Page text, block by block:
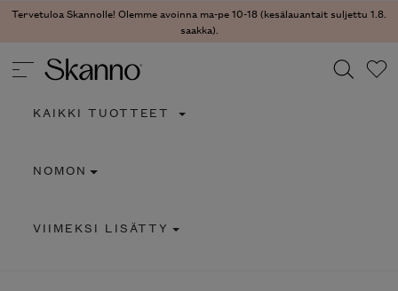
Tervetuloa Skannolle! Olemme avoinna ma-pe 10-18 (kesälauantait suljettu 1.8.
saakka).
Type 2 or more characters for results.
KAIKKI TUOTTEET
NOMON
VIIMEKSI LISÄTTY